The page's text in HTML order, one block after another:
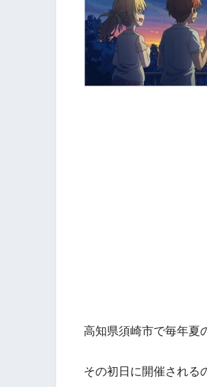
高知県須崎市で毎年夏
その初日に開催される